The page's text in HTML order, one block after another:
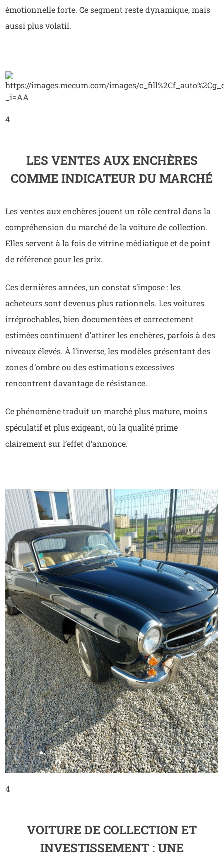
émotionnelle forte. Ce segment reste dynamique, mais
aussi plus volatil.
4
LES VENTES AUX ENCHÈRES
COMME INDICATEUR DU MARCHÉ
Les ventes aux enchères jouent un rôle central dans la
compréhension du marché de la voiture de collection.
Elles servent à la fois de vitrine médiatique et de point
de référence pour les prix.
Ces dernières années, un constat s’impose : les
acheteurs sont devenus plus rationnels. Les voitures
irréprochables, bien documentées et correctement
estimées continuent d’attirer les enchères, parfois à des
niveaux élevés. À l’inverse, les modèles présentant des
zones d’ombre ou des estimations excessives
rencontrent davantage de résistance.
Ce phénomène traduit un marché plus mature, moins
spéculatif et plus exigeant, où la qualité prime
clairement sur l’effet d’annonce.
4
VOITURE DE COLLECTION ET
INVESTISSEMENT : UNE